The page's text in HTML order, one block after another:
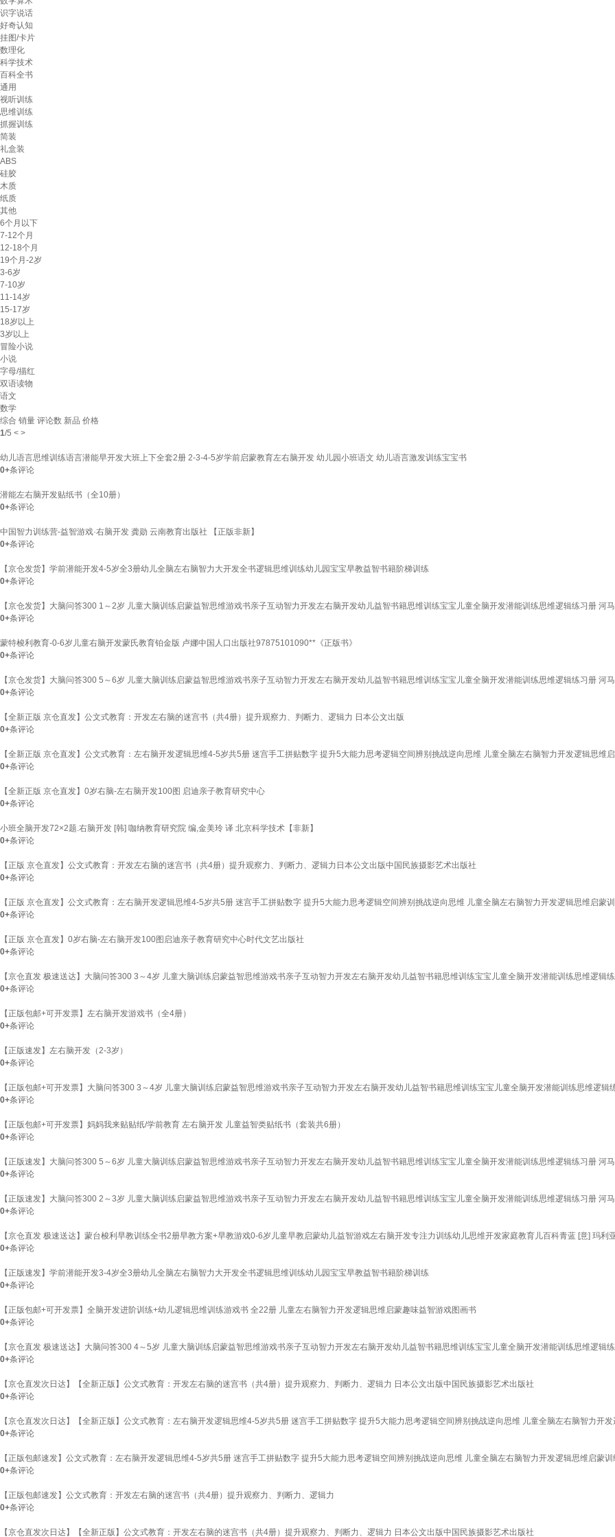
识字说话
好奇认知
挂图/卡片
数理化
科学技术
百科全书
通用
视听训练
思维训练
抓握训练
简装
礼盒装
ABS
硅胶
木质
纸质
其他
6个月以下
7-12个月
12-18个月
19个月-2岁
3-6岁
7-10岁
11-14岁
15-17岁
18岁以上
3岁以上
冒险小说
小说
字母/描红
双语读物
语文
数学
综合 销量 评论数 新品 价格
1/5 < >
幼儿语言思维训练语言潜能早开发大班上下全套2册 2-3-4-5岁学前启蒙教育左右脑开发 幼儿园小班语文 幼儿语言激发训练宝宝书
0+条评论
潜能左右脑开发贴纸书（全10册）
0+条评论
中国智力训练营-益智游戏·右脑开发 龚勋 云南教育出版社 【正版非新】
0+条评论
【京仓发货】学前潜能开发4-5岁全3册幼儿全脑左右脑智力大开发全书逻辑思维训练幼儿园宝宝早教益智书籍阶梯训练
0+条评论
【京仓发货】大脑问答300 1～2岁 儿童大脑训练启蒙益智思维游戏书亲子互动智力开发左右脑开发幼儿益智书籍思维训练宝宝儿童全脑开发潜能训练思维逻辑练习册 河
0+条评论
蒙特梭利教育-0-6岁儿童右脑开发蒙氏教育铂金版 卢娜中国人口出版社97875101090**《正版书》
0+条评论
【京仓发货】大脑问答300 5～6岁 儿童大脑训练启蒙益智思维游戏书亲子互动智力开发左右脑开发幼儿益智书籍思维训练宝宝儿童全脑开发潜能训练思维逻辑练习册 河
0+条评论
【全新正版 京仓直发】公文式教育：开发左右脑的迷宫书（共4册）提升观察力、判断力、逻辑力 日本公文出版
0+条评论
【全新正版 京仓直发】公文式教育：左右脑开发逻辑思维4-5岁共5册 迷宫手工拼贴数字 提升5大能力思考逻辑空间辨别挑战逆向思维 儿童全脑左右脑智力开发逻辑思维
0+条评论
【全新正版 京仓直发】0岁右脑-左右脑开发100图 启迪亲子教育研究中心
0+条评论
小班全脑开发72×2题.右脑开发 [韩] 咖纳教育研究院 编,金美玲 译 北京科学技术【非新】
0+条评论
【正版 京仓直发】公文式教育：开发左右脑的迷宫书（共4册）提升观察力、判断力、逻辑力日本公文出版中国民族摄影艺术出版社
0+条评论
【正版 京仓直发】公文式教育：左右脑开发逻辑思维4-5岁共5册 迷宫手工拼贴数字 提升5大能力思考逻辑空间辨别挑战逆向思维 儿童全脑左右脑智力开发逻辑思维启蒙
0+条评论
【正版 京仓直发】0岁右脑-左右脑开发100图启迪亲子教育研究中心时代文艺出版社
0+条评论
【京仓直发 极速送达】大脑问答300 3～4岁 儿童大脑训练启蒙益智思维游戏书亲子互动智力开发左右脑开发幼儿益智书籍思维训练宝宝儿童全脑开发潜能训练思维逻辑
0+条评论
【正版包邮+可开发票】左右脑开发游戏书（全4册）
0+条评论
【正版速发】左右脑开发（2-3岁）
0+条评论
【正版包邮+可开发票】大脑问答300 3～4岁 儿童大脑训练启蒙益智思维游戏书亲子互动智力开发左右脑开发幼儿益智书籍思维训练宝宝儿童全脑开发潜能训练思维逻辑
0+条评论
【正版包邮+可开发票】妈妈我来贴贴纸/学前教育 左右脑开发 儿童益智类贴纸书（套装共6册）
0+条评论
【正版速发】大脑问答300 5～6岁 儿童大脑训练启蒙益智思维游戏书亲子互动智力开发左右脑开发幼儿益智书籍思维训练宝宝儿童全脑开发潜能训练思维逻辑练习册 河
0+条评论
【正版速发】大脑问答300 2～3岁 儿童大脑训练启蒙益智思维游戏书亲子互动智力开发左右脑开发幼儿益智书籍思维训练宝宝儿童全脑开发潜能训练思维逻辑练习册 河
0+条评论
【京仓直发 极速送达】蒙台梭利早教训练全书2册早教方案+早教游戏0-6岁儿童早教启蒙幼儿益智游戏左右脑开发专注力训练幼儿思维开发家庭教育儿百科青蓝 [意] 玛
0+条评论
【正版速发】学前潜能开发3-4岁全3册幼儿全脑左右脑智力大开发全书逻辑思维训练幼儿园宝宝早教益智书籍阶梯训练
0+条评论
【正版包邮+可开发票】全脑开发进阶训练+幼儿逻辑思维训练游戏书 全22册 儿童左右脑智力开发逻辑思维启蒙趣味益智游戏图画书
0+条评论
【京仓直发 极速送达】大脑问答300 4～5岁 儿童大脑训练启蒙益智思维游戏书亲子互动智力开发左右脑开发幼儿益智书籍思维训练宝宝儿童全脑开发潜能训练思维逻辑
0+条评论
【京仓直发次日达】【全新正版】公文式教育：开发左右脑的迷宫书（共4册）提升观察力、判断力、逻辑力 日本公文出版中国民族摄影艺术出版社
0+条评论
【京仓直发次日达】【全新正版】公文式教育：左右脑开发逻辑思维4-5岁共5册 迷宫手工拼贴数字 提升5大能力思考逻辑空间辨别挑战逆向思维 儿童全脑左右脑智力开
0+条评论
【正版包邮速发】公文式教育：左右脑开发逻辑思维4-5岁共5册 迷宫手工拼贴数字 提升5大能力思考逻辑空间辨别挑战逆向思维 儿童全脑左右脑智力开发逻辑思维启蒙
0+条评论
【正版包邮速发】公文式教育：开发左右脑的迷宫书（共4册）提升观察力、判断力、逻辑力
0+条评论
【京仓直发次日达】【全新正版】公文式教育：开发左右脑的迷宫书（共4册）提升观察力、判断力、逻辑力 日本公文出版中国民族摄影艺术出版社